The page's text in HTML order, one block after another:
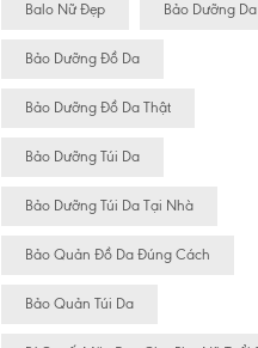
Balo Nữ Đẹp Bảo Dưỡng Da
Bảo Dưỡng Đồ Da
Bảo Dưỡng Đồ Da Thật
Bảo Dưỡng Túi Da
Bảo Dưỡng Túi Da Tại Nhà
Bảo Quản Đồ Da Đúng Cách
Bảo Quản Túi Da